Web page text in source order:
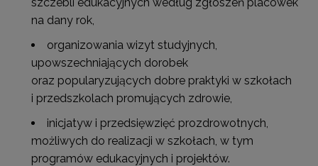
na dany rok,
organizowania wizyt studyjnych,
upowszechniających dorobek
oraz popularyzujących dobre praktyki w szkołach
i przedszkolach promujących zdrowie,
inicjatyw i przedsięwzięć prozdrowotnych,
możliwych do realizacji w szkołach, w tym
programów edukacyjnych i projektów.